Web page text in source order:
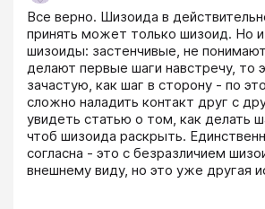
Все верно. Шизоида в
принять может только шизоид. Но
шизоиды: застенчивые, не
делают первые шаги навстречу, то
зачастую, как шаг в сторону - по
сложно наладить контакт друг с
увидеть статью о том, как делать
чтоб шизоида раскрыть.
согласна - это с безразличием
внешнему виду, но это уже другая